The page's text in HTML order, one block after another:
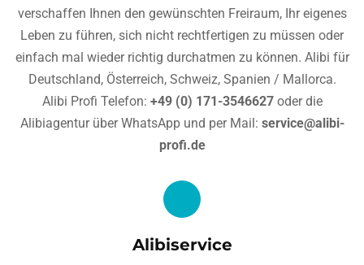
verschaffen Ihnen den gewünschten Freiraum, Ihr eigenes
Leben zu führen, sich nicht rechtfertigen zu müssen oder
einfach mal wieder richtig durchatmen zu können. Alibi für
Deutschland, Österreich, Schweiz, Spanien / Mallorca.
Alibi Profi Telefon: +49 (0) 171-3546627oder die
Alibiagentur über WhatsApp und per Mail: service@alibi-
profi.de
Alibiservice